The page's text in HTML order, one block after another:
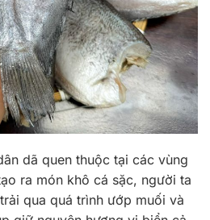
dã quen thuộc tại các vùng
ra món khô cá sặc, người ta
qua quá trình ướp muối và